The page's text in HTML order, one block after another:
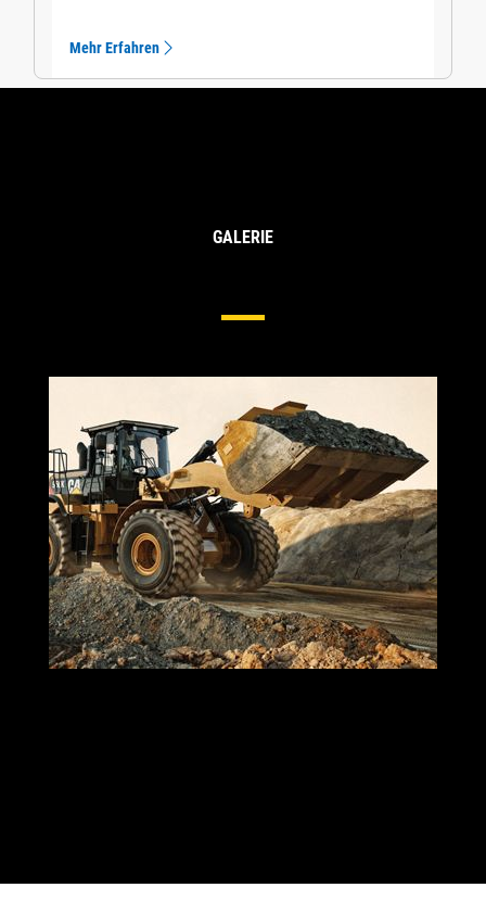
Mehr Erfahren
GALERIE